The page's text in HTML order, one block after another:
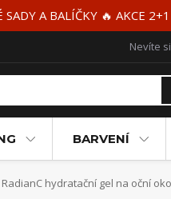
A BALÍČKY 🔥 AKCE
Nevíte
BARVENÍ
hydratační gel na oční